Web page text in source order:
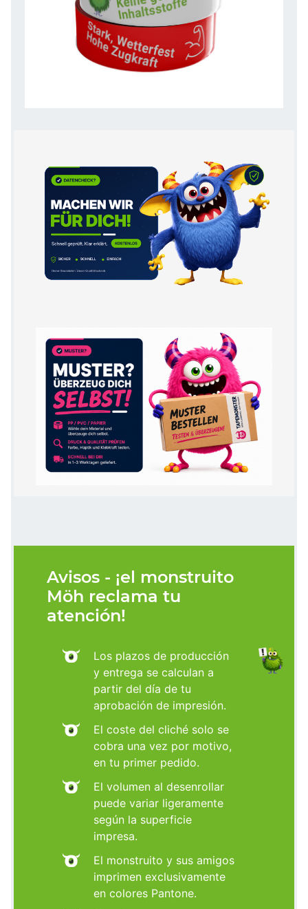
Avisos - ¡el monstruito
Möh reclama tu
atención!
Los plazos de producción
y entrega se calculan a
partir del día de tu
aprobación de impresión.
El coste del cliché solo se
cobra una vez por motivo,
en tu primer pedido.
El volumen al desenrollar
puede variar ligeramente
según la superficie
impresa.
El monstruito y sus amigos
imprimen exclusivamente
en colores Pantone.